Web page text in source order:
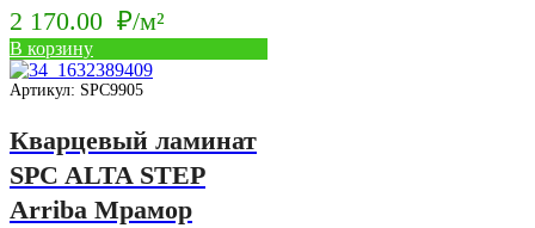
2 170.00 ₽/м²
В корзину
Артикул: SPC9905
Кварцевый ламинат
SPC ALTA STEP
Arriba Мрамор